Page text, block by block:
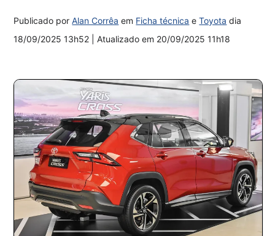
Publicado porAlan Corrêa em Ficha técnica eToyota dia
18/09/2025 13h52
| Atualizado em 20/09/2025 11h18